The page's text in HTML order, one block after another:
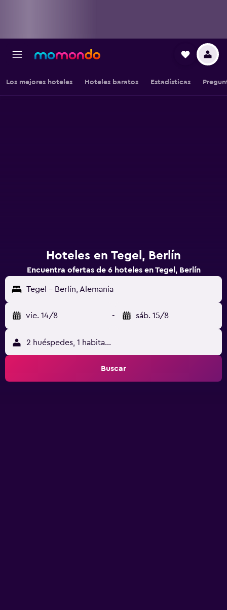
Los mejores hoteles Hoteles baratos Estadísticas
Hoteles en Tegel, Berlín
Encuentra ofertas de 6 hoteles en Tegel, Berlín
Tegel - Berlín, Alemania
vie. 14/8 - sáb. 15/8
2 huéspedes, 1 habitación
Buscar